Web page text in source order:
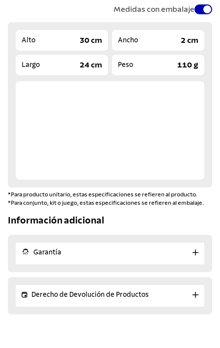
Medidas con embalaje
Alto 30 cm Ancho 2 cm
Largo 24 cm Peso 110 g
*Para producto unitario, estas especificaciones se refieren al producto.
*Para conjunto, kit o juego, estas especificaciones se refieren al embalaje.
Información adicional
Garantía
Derecho de Devolución de Productos